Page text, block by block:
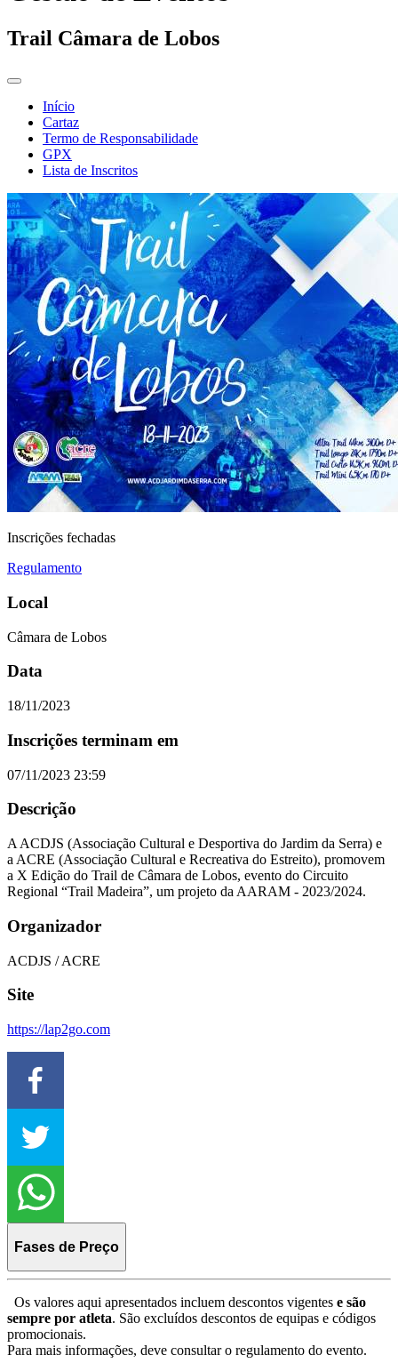
Trail Câmara de Lobos
Início
Cartaz
Termo de Responsabilidade
GPX
Lista de Inscritos
Inscrições fechadas
Regulamento
Local
Câmara de Lobos
Data
18/11/2023
Inscrições terminam em
07/11/2023 23:59
Descrição
A ACDJS (Associação Cultural e Desportiva do Jardim da Serra) e
a ACRE (Associação Cultural e Recreativa do Estreito), promovem
a X Edição do Trail de Câmara de Lobos, evento do Circuito
Regional “Trail Madeira”, um projeto da AARAM - 2023/2024.
Organizador
ACDJS / ACRE
Site
https://lap2go.com
Fases de Preço
Os valores aqui apresentados incluem descontos vigentes e são
sempre por atleta. São excluídos descontos de equipas e códigos
promocionais.
Para mais informações, deve consultar o regulamento do evento.